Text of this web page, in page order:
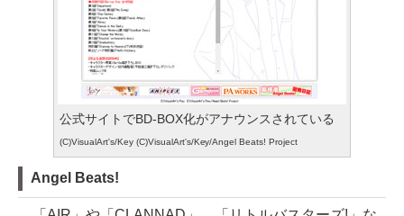
公式サイトでBD-BOX化がアナウンスされている
(C)VisualArt's/Key (C)VisualArt's/Key/Angel Beats! Project
Angel Beats!